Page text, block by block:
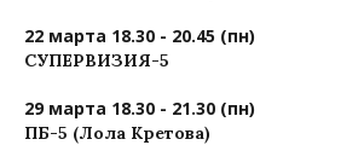
22 марта 18.30 - 20.45 (пн)
СУПЕРВИЗИЯ-5
29 марта 18.30 - 21.30 (пн)
ПБ-5 (Лола Кретова)